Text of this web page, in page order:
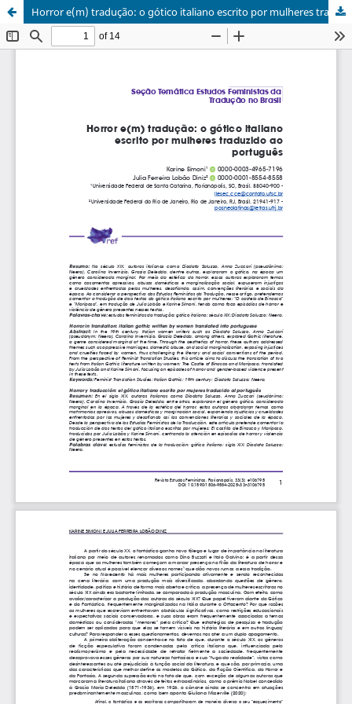
Horror e(m) tradução: o gótico italiano escrito por mulheres traduzido ao português